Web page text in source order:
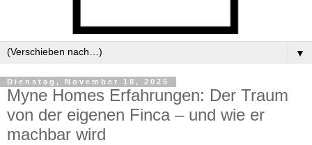
▼
Dienstag, November 18, 2025
Myne Homes Erfahrungen: Der Traum
von der eigenen Finca – und wie er
machbar wird